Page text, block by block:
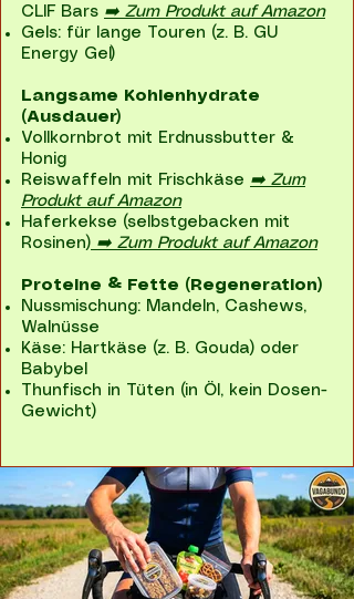
CLIF Bars ➡️ Zum Produkt auf Amazon
Gels: für lange Touren (z. B. GU
Energy Gel)
Langsame Kohlenhydrate
(Ausdauer)
Vollkornbrot mit Erdnussbutter &
Honig
Reiswaffeln mit Frischkäse ➡️ Zum
Produkt auf Amazon
Haferkekse (selbstgebacken mit
Rosinen) ➡️ Zum Produkt auf Amazon
Proteine & Fette (Regeneration)
Nussmischung: Mandeln, Cashews,
Walnüsse
Käse: Hartkäse (z. B. Gouda) oder
Babybel
Thunfisch in Tüten (in Öl, kein Dosen-
Gewicht)